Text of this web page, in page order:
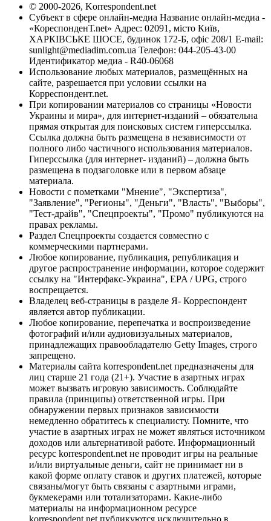
© 2000-2026, Korrespondent.net
Субъект в сфере онлайн-медиа Название онлайн-медиа -
«КореспонденТ.net» Адрес: 02091, місто Київ,
ХАРКІВСЬКЕ ШОСЕ, будинок 172-Б, офіс 208/1 E-mail:
sunlight@mediadim.com.ua Телефон: 044-205-43-00
Идентификатор медиа - R40-06068
Использование любых материалов, размещённых на
сайте, разрешается при условии ссылки на
Корреспондент.net.
При копировании материалов со страницы «Новости
Украины и мира», для интернет-изданий – обязательна
прямая открытая для поисковых систем гиперссылка.
Ссылка должна быть размещена в независимости от
полного либо частичного использования материалов.
Гиперссылка (для интернет- изданий) – должна быть
размещена в подзаголовке или в первом абзаце
материала.
Новости с пометками "Мнение", "Экспертиза",
"Заявление", "Регионы", "Деньги", "Власть", "Выборы",
"Тест-драйв", "Спецпроекты", "Промо" публикуются на
правах рекламы.
Раздел Спецпроекты создается совместно с
коммерческими партнерами.
Любое копирование, публикация, републикация и
другое распространение информации, которое содержит
ссылку на "Интерфакс-Украина", EPA / UPG, строго
воспрещается.
Владелец веб-страницы в разделе Я- Корреспондент
является автор публикации.
Любое копирование, перепечатка и воспроизведение
фотографий и/или аудиовизуальных материалов,
принадлежащих правообладателю Getty Images, строго
запрещено.
Материалы сайта korrespondent.net предназначены для
лиц старше 21 года (21+). Участие в азартных играх
может вызвать игровую зависимость. Соблюдайте
правила (принципы) ответственной игры. При
обнаружении первых признаков зависимости
немедленно обратитесь к специалисту. Помните, что
участие в азартных играх не может являться источником
доходов или альтернативой работе. Информационный
ресурс korrespondent.net не проводит игры на реальные
и/или виртуальные деньги, сайт не принимает ни в
какой форме оплату ставок и других платежей, которые
связаны/могут быть связаны с азартными играми,
букмекерами или тотализаторами. Какие-либо
материалы на информационном ресурсе
korrespondent.net публикуются исключительно в